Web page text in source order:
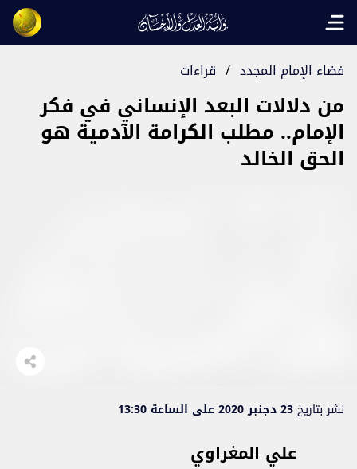
Open main menu
فضاء الإمام المجدد / قراءات
من دلالات البعد الإنساني في فكر
الإمام.. مطلب الكرامة الآدمية هو
الحق الخالد
نشر بتاريخ23 دجنبر 2020 على الساعة 13:30
علي المغراوي